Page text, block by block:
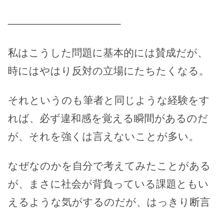
———————————
私はこうした問題に基本的には賛成だが、
時にはやはり反対の立場にたちたくなる。
それというのも筆者と同じような経験をす
れば、必ず違和感を覚える瞬間があるのだ
が、それを強くは言えないことが多い。
なぜなのかを自分で考えてみたことがある
が、まさに社会が背負っている課題ともい
えるような気がするのだが、はっきり断言